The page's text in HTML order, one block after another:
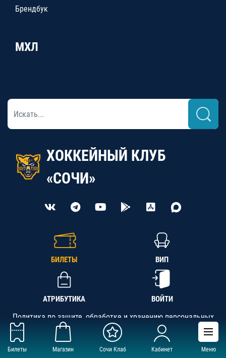
Билеты Магазин Сочи Клаб Кабинет Меню
Брендбук
МХЛ
ХОККЕЙНЫЙ КЛУБ
«СОЧИ»
БИЛЕТЫ ВИП
АТРИБУТИКА ВОЙТИ
Политика по защите, обработке и хранению персональных
данных
АНО «СК «Кубань-Регион», ОГРН 1142300002349,